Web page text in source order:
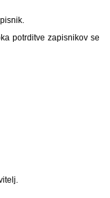
potrditve zapisnikov se